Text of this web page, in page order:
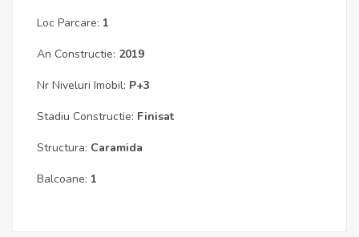
Loc Parcare: 1
An Constructie: 2019
Nr Niveluri Imobil: P+3
Stadiu Constructie: Finisat
Structura: Caramida
Balcoane: 1